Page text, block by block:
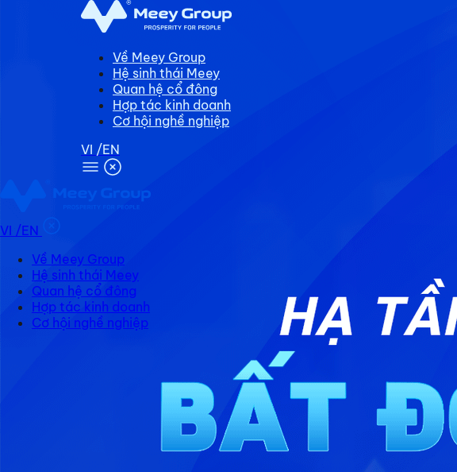
Về Meey Group
Hệ sinh thái Meey
Quan hệ cổ đông
Hợp tác kinh doanh
Cơ hội nghề nghiệp
VI /EN
VI /EN
Về Meey Group
Hệ sinh thái Meey
Quan hệ cổ đông
Hợp tác kinh doanh
Cơ hội nghề nghiệp